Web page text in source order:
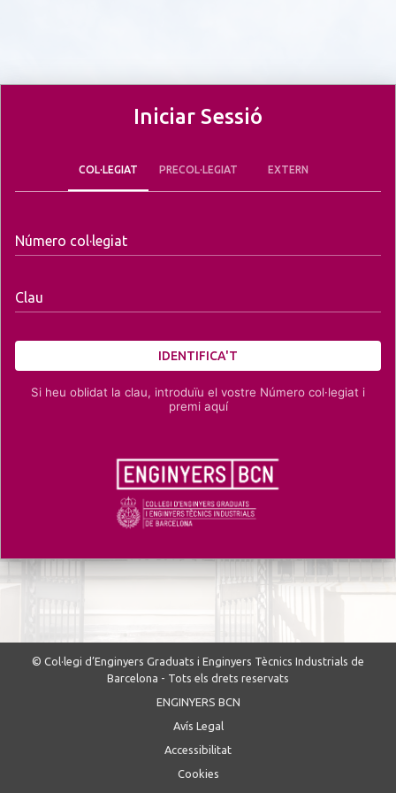
Iniciar Sessió
COL·LEGIAT PRECOL·LEGIAT EXTERN
Número col·legiat
Clau
IDENTIFICA'T
Si heu oblidat la clau, introduïu el vostre Número col·legiat i
premi aquí
© Col·legi d’Enginyers Graduats i Enginyers Tècnics Industrials de
Barcelona - Tots els drets reservats
ENGINYERS BCN
Avís Legal
Accessibilitat
Cookies